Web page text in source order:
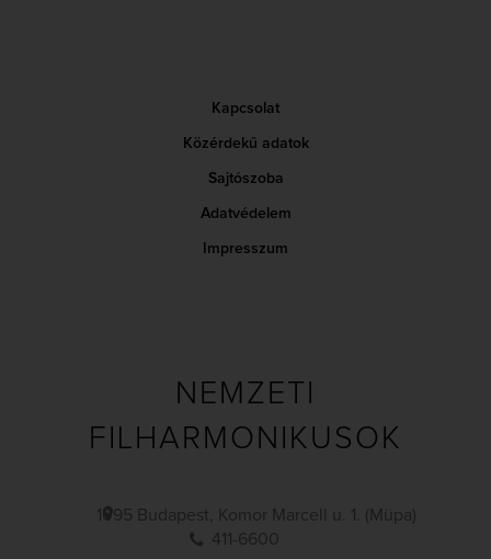
Kapcsolat
Közérdekű adatok
Sajtószoba
Adatvédelem
Impresszum
NEMZETI
FILHARMONIKUSOK
1095 Budapest, Komor Marcell u. 1. (Müpa)
411-6600